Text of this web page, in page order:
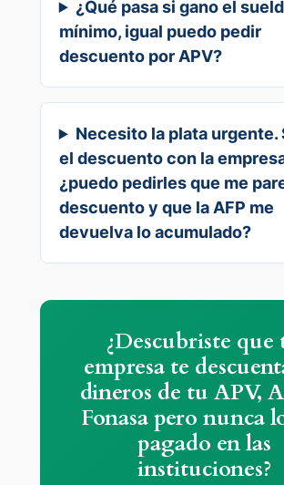
¿Qué pasa si gano el
mínimo, igual puedo pedir
descuento por APV?
Necesito la plata urgente.
el descuento con la
¿puedo pedirles que me
descuento y que la AFP me
devuelva lo acumulado?
¿Descubriste que
empresa te
dineros de tu APV,
Fonasa pero nunca
pagado en las
instituciones?